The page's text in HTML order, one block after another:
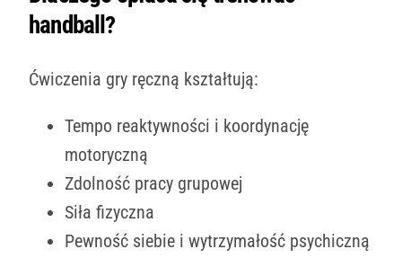
handball?
Ćwiczenia gry ręczną kształtują:
Tempo reaktywności i koordynację
motoryczną
Zdolność pracy grupowej
Siła fizyczna
Pewność siebie i wytrzymałość psychiczną